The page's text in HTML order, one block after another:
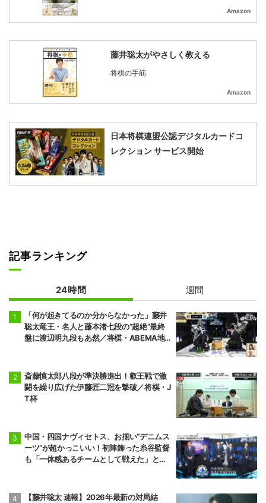
Amazon
藤井聡太がやさしく教える
将棋の手筋
Amazon
日本将棋連盟公認デジタルカードコ
レクション サービス開始
記事ランキング
24時間 週間
「何が起きてるのか分からなかった」藤井
聡太竜王・名人と藤本渚七段の“超絶”最終
盤に渡辺明九段もあ然／将棋・ABEMA地
斎藤慎太郎八段が準決勝進出！叡王戦で激
闘を繰り広げた伊藤匠二冠を撃破／将棋・J
T杯
中国・四国ナヴィセトス、お揃い“デニムス
ーツ”が超かっこいい！初陣飾った糸谷監督
も「一体感あるチームとして戦えた」と笑
【藤井聡太 速報】2026年最新の対局結